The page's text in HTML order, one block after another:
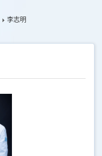
李志明